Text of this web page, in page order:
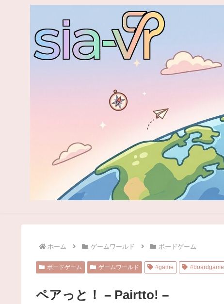
ホーム ゲームワールド ボードゲーム
ボードゲーム ゲームワールド #game #boardgame
ペアっと！ – Pairttoǃ –